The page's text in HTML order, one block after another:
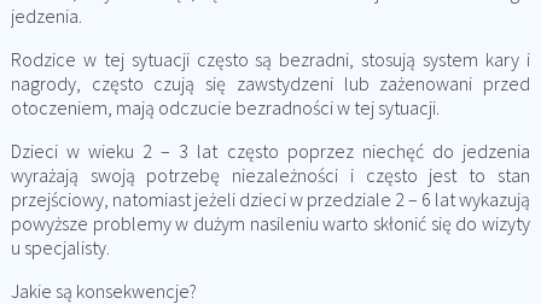
jedzenia.
Rodzice w tej sytuacji często są bezradni, stosują system kary i
nagrody, często czują się zawstydzeni lub zażenowani przed
otoczeniem, mają odczucie bezradności w tej sytuacji.
Dzieci w wieku 2 – 3 lat często poprzez niechęć do jedzenia
wyrażają swoją potrzebę niezależności i często jest to stan
przejściowy, natomiast jeżeli dzieci w przedziale 2 – 6 lat wykazują
powyższe problemy w dużym nasileniu warto skłonić się do wizyty
u specjalisty.
Jakie są konsekwencje?